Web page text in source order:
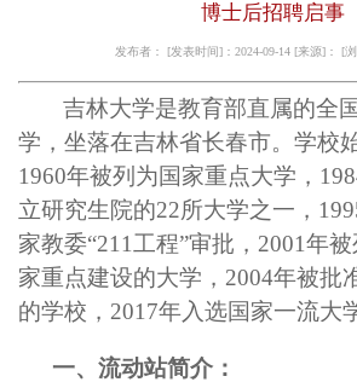
博士后招聘启事
发布者： [发表时间]：2024-09-14 [来源]： [
吉林大学是教育部直属的全
学，坐落在吉林省长春市。学校
1960年被列为国家重点大学，
立研究生院的22所大学之一，
家教委“211工程”审批，2001年
家重点建设的大学，2004年被批
的学校，2017年入选国家一流大
一、流动站简介：